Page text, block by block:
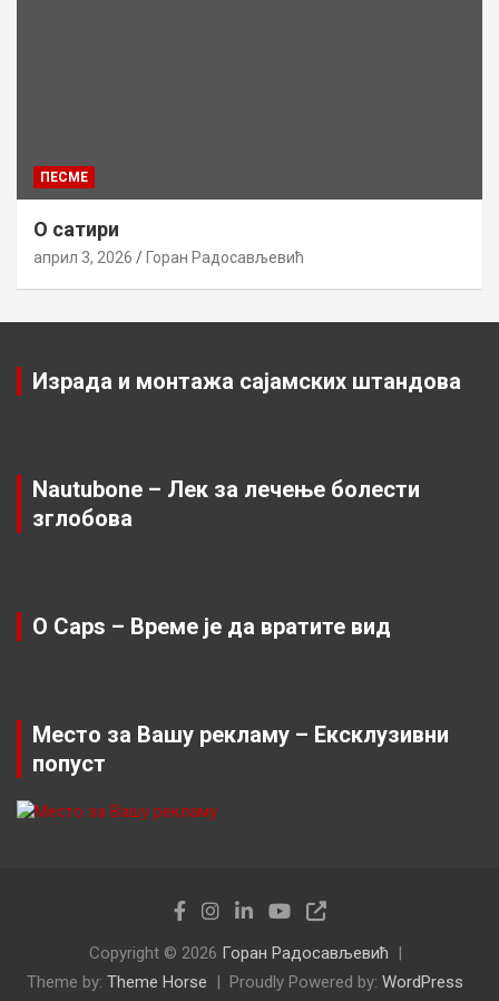
ПЕСМЕ
О сатири
април 3, 2026 Горан Радосављевић
Израда и монтажа сајамских штандова
Nautubone – Лек за лечење болести
зглобова
O Caps – Време је да вратите вид
Место за Вашу рекламу – Ексклузивни
попуст
Copyright © 2026 Горан Радосављевић
Theme by: Theme Horse Proudly Powered by: WordPress